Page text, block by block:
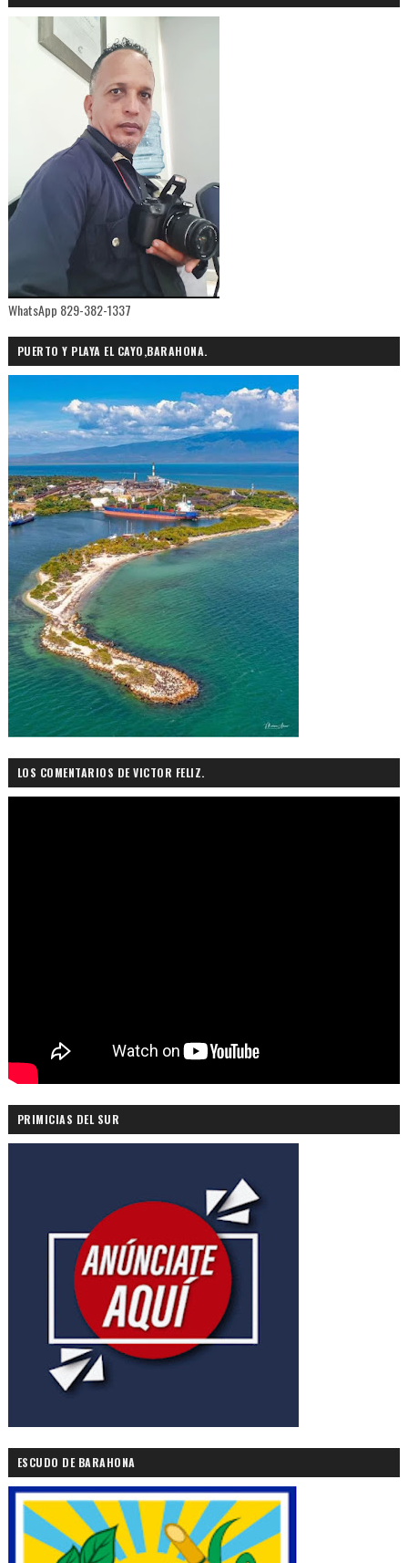
WhatsApp 829-382-1337
PUERTO Y PLAYA EL CAYO,BARAHONA.
LOS COMENTARIOS DE VICTOR FELIZ.
PRIMICIAS DEL SUR
ESCUDO DE BARAHONA